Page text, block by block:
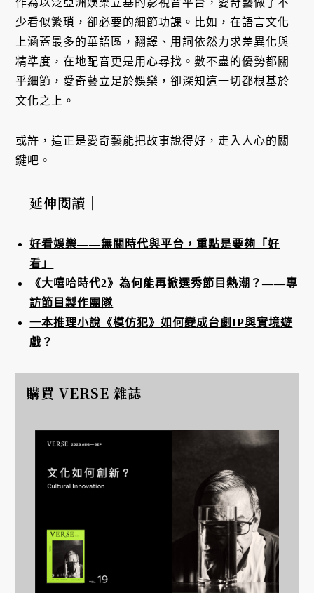
作為以泛亞洲娛樂立基的影視音平台，愛奇藝做了不
少看似繁瑣，卻必要的細節功課。比如，在語言文化
上涵蓋最多的華語區，翻譯、用詞依然力求差異化與
精準度，在地配音更是用心尋找。數不盡的優勢都關
乎細節，愛奇藝立足於娛樂，卻深知這一切都根基於
文化之上。
或許，這正是愛奇藝能把故事說得好，走入人心的關
鍵吧。
｜延伸閱讀｜
好看娛樂——無關時代與平台，重點是要夠「好
看」
《大嘻哈時代2》為何能再掀選秀節目熱潮？——專
訪節目製作團隊
一本推理小說《模仿犯》如何變成台劇IP與實境遊
戲？
購買 VERSE 雜誌